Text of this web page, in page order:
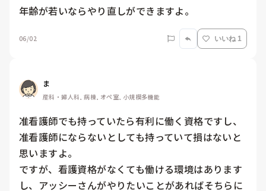
年齢が若いならやり直しができますよ。
06/02 いいね 1
ま
産科・婦人科, 病棟, オペ室, 小規模多機能
准看護師でも持っていたら有利に働く資格ですし、
准看護師にならないとしても持っていて損はないと
思いますよ。
ですが、看護資格がなくても働ける環境はあります
し、アッシーさんがやりたいことがあればそちらに